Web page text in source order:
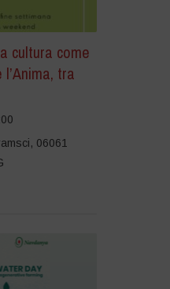
cultura come
tra
06061